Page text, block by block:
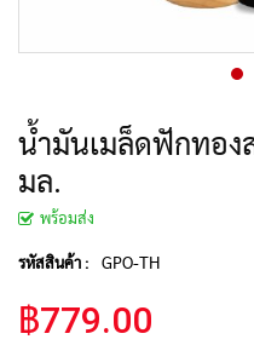
น้ำมันเมล็ดฟักทอง
มล.
พร้อมส่ง
รหัสสินค้า : GPO-TH
฿779.00